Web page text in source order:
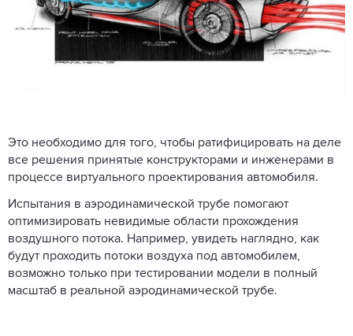
Это необходимо для того, чтобы ратифицировать на деле
все решения принятые конструкторами и инженерами в
процессе виртуального проектирования автомобиля.
Испытания в аэродинамической трубе помогают
оптимизировать невидимые области прохождения
воздушного потока. Например, увидеть наглядно, как
будут проходить потоки воздуха под автомобилем,
возможно только при тестировании модели в полный
масштаб в реальной аэродинамической трубе.